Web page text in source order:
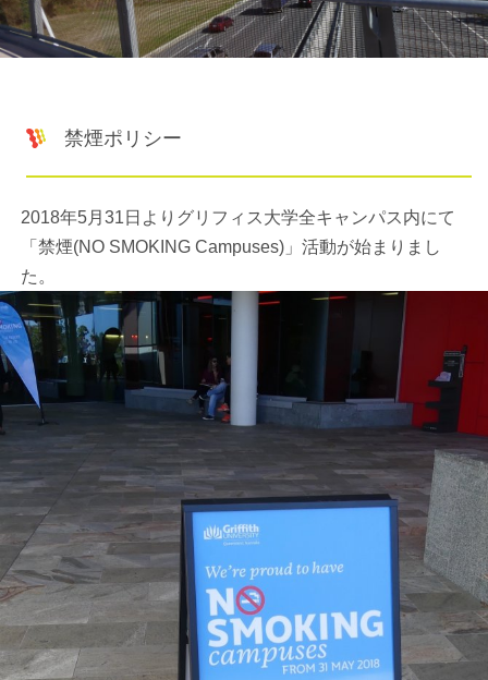
禁煙ポリシー
2018年5月31日よりグリフィス大学全キャンパス内にて
「禁煙(NO SMOKING Campuses)」活動が始まりまし
た。